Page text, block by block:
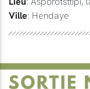
Ville: Hendaye